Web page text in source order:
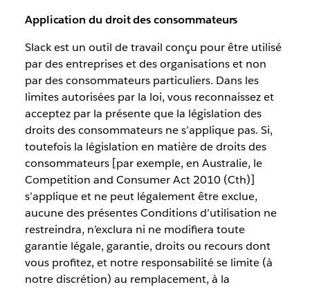
Application du droit des consommateurs
Slack est un outil de travail conçu pour être utilisé
par des entreprises et des organisations et non
par des consommateurs particuliers. Dans les
limites autorisées par la loi, vous reconnaissez et
acceptez par la présente que la législation des
droits des consommateurs ne s’applique pas. Si,
toutefois la législation en matière de droits des
consommateurs [par exemple, en Australie, le
Competition and Consumer Act 2010 (Cth)]
s’applique et ne peut légalement être exclue,
aucune des présentes Conditions d’utilisation ne
restreindra, n’exclura ni ne modifiera toute
garantie légale, garantie, droits ou recours dont
vous profitez, et notre responsabilité se limite (à
notre discrétion) au remplacement, à la